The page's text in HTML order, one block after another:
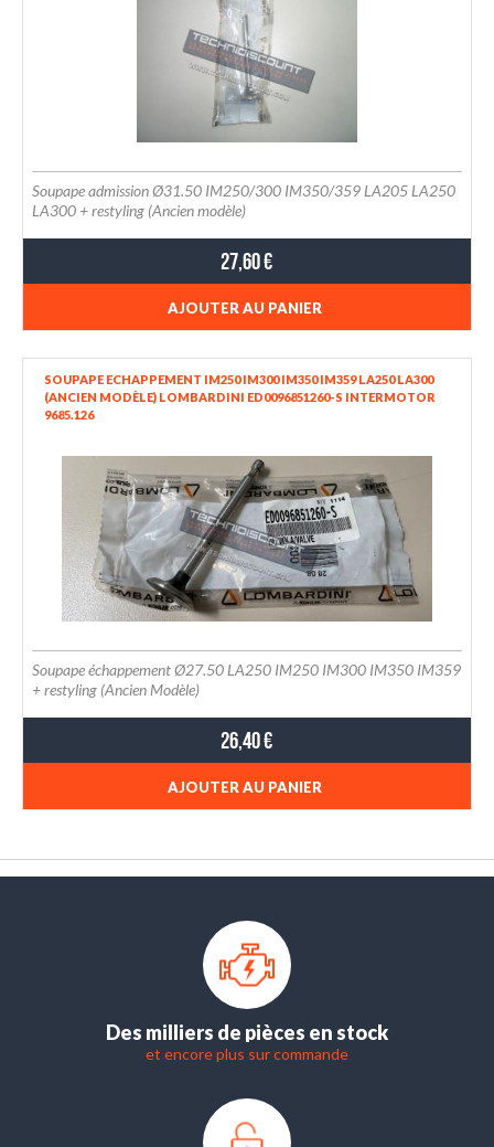
Soupape admission Ø31.50 IM250/300 IM350/359 LA205 LA250
LA300 + restyling (Ancien modèle)
27,60 €
AJOUTER AU PANIER
SOUPAPE ECHAPPEMENT IM250 IM300 IM350 IM359 LA250 LA300
(ANCIEN MODÈLE) LOMBARDINI ED0096851260-S INTERMOTOR
9685.126
Soupape échappement Ø27.50 LA250 IM250 IM300 IM350 IM359
+ restyling (Ancien Modèle)
26,40 €
AJOUTER AU PANIER
Des milliers de pièces en stock
et encore plus sur commande